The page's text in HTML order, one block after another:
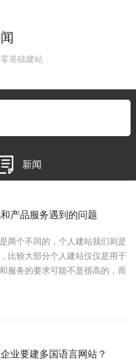
基础建站
新闻
产品服务遇到的问题
两个不同的，个人建站我们则是
比较大部分个人建站仅仅是用于
服务的要求可能不是很高的，而
业要建多国语言网站？